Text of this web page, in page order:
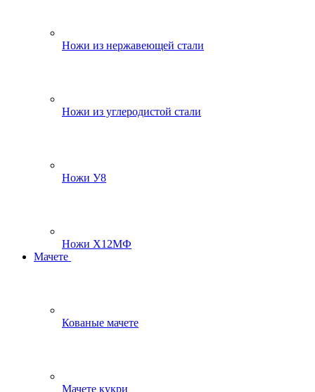
Ножи из нержавеющей стали
Ножи из углеродистой стали
Ножи У8
Ножи Х12МФ
Мачете
Кованые мачете
Мачете кукри